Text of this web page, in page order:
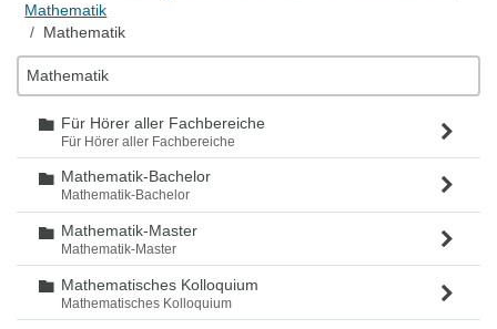
Mathematik
Mathematik
Mathematik
Ordner
Für Hörer aller Fachbereiche
Für Hörer aller Fachbereiche
Ordner
Mathematik-Bachelor
Mathematik-Bachelor
Ordner
Mathematik-Master
Mathematik-Master
Ordner
Mathematisches Kolloquium
Mathematisches Kolloquium